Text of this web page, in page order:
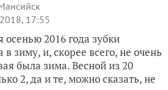
17:55
осенью 2016 года зубки
зиму, и, скорее всего, не очень
была зима. Весной из 20
2, да и те, можно сказать, не